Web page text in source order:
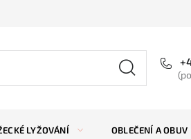
LYŽOVÁNÍ OBLEČENÍ A OBUV